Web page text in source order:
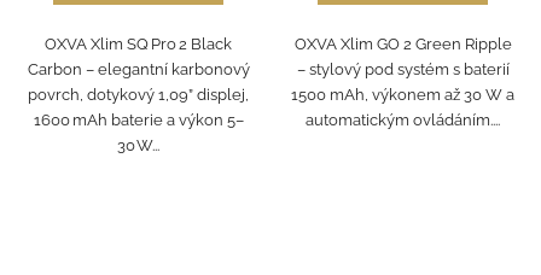
OXVA Xlim SQ Pro 2 Black
Carbon – elegantní karbonový
povrch, dotykový 1,09” displej,
1600 mAh baterie a výkon 5–
30 W...
OXVA Xlim GO 2 Green Ripple
– stylový pod systém s baterií
1500 mAh, výkonem až 30 W a
automatickým ovládáním....